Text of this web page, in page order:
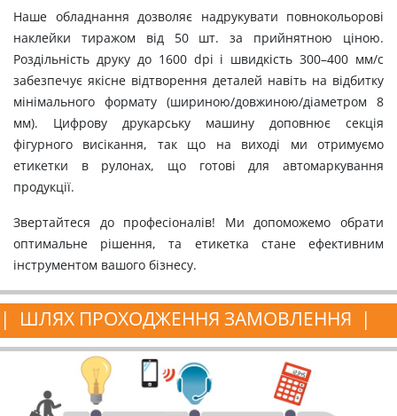
Наше обладнання дозволяє надрукувати повнокольорові
наклейки тиражом від 50 шт. за прийнятною ціною.
Роздільність друку до 1600 dpi і швидкість 300–400 мм/с
забезпечує якісне відтворення деталей навіть на відбитку
мінімального формату (шириною/довжиною/діаметром 8
мм). Цифрову друкарську машину доповнює секція
фігурного висікання, так що на виході ми отримуємо
етикетки в рулонах, що готові для автомаркування
продукції.
Звертайтеся до професіоналів! Ми допоможемо обрати
оптимальне рішення, та етикетка стане ефективним
інструментом вашого бізнесу.
ШЛЯХ ПРОХОДЖЕННЯ ЗАМОВЛЕННЯ